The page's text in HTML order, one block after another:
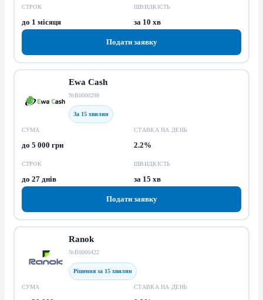
СТРОК
до 1 місяця
ШВИДКІСТЬ
за 10 хв
Подати заявку
Ewa Cash
№В0000298
За 15 хвилин
СУМА
до 5 000 грн
СТАВКА НА ДЕНЬ
2.2%
СТРОК
до 27 днів
ШВИДКІСТЬ
за 15 хв
Подати заявку
Ranok
№В0000422
Рішення за 15 хвилин
СУМА СТАВКА НА ДЕНЬ